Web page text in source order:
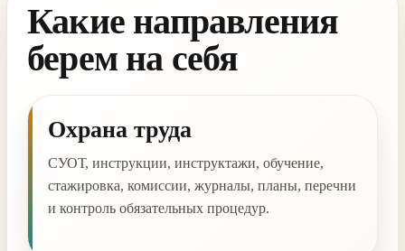
Какие направления
берем на себя
Охрана труда
СУОТ, инструкции, инструктажи, обучение,
стажировка, комиссии, журналы, планы, перечни
и контроль обязательных процедур.